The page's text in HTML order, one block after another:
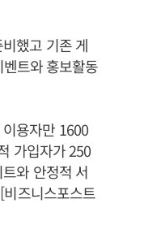
했고 기존 게
트와 홍보활동
용자만 1600
가입자가 250
와 안정적 서
즈니스포스트